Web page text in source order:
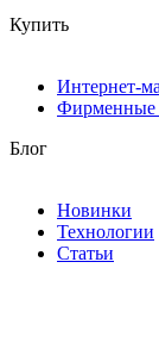
Купить
Интернет-
Фирменные
Блог
Новинки
Технологии
Статьи